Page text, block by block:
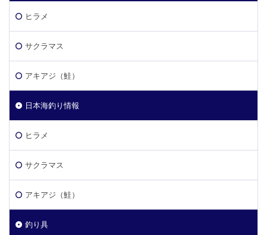
ヒラメ
サクラマス
アキアジ（鮭）
日本海釣り情報
ヒラメ
サクラマス
アキアジ（鮭）
釣り具